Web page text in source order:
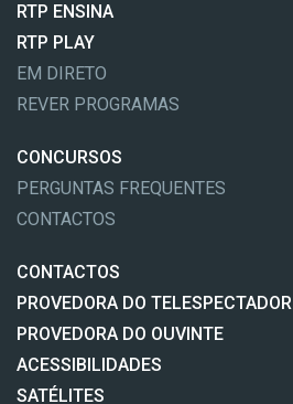
RTP ENSINA
RTP PLAY
EM DIRETO
REVER PROGRAMAS
CONCURSOS
PERGUNTAS FREQUENTES
CONTACTOS
CONTACTOS
PROVEDORA DO TELESPECTADOR
PROVEDORA DO OUVINTE
ACESSIBILIDADES
SATÉLITES